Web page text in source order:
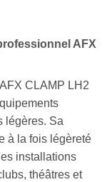
AFX
AFX CLAMP LH2
légères. Sa
à la fois légèreté
installations
théâtres et